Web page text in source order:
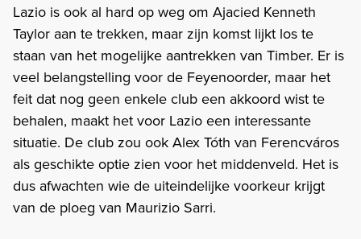
Lazio is ook al hard op weg om Ajacied Kenneth
Taylor aan te trekken, maar zijn komst lijkt los te
staan van het mogelijke aantrekken van Timber. Er is
veel belangstelling voor de Feyenoorder, maar het
feit dat nog geen enkele club een akkoord wist te
behalen, maakt het voor Lazio een interessante
situatie. De club zou ook Alex Tóth van Ferencváros
als geschikte optie zien voor het middenveld. Het is
dus afwachten wie de uiteindelijke voorkeur krijgt
van de ploeg van Maurizio Sarri.